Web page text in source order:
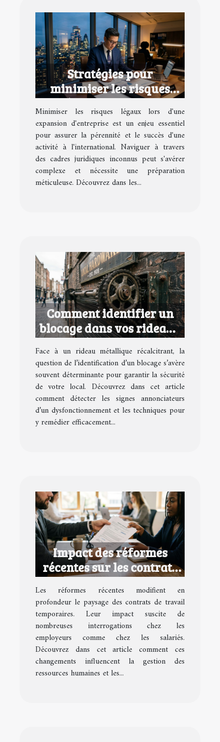
Stratégies pour
minimiser les risques
légaux lors d'une
expansion d'entreprise
Minimiser les risques légaux lors d'une
expansion d'entreprise est un enjeu essentiel
pour assurer la pérennité et le succès d'une
activité à l'international. Naviguer à travers
des cadres juridiques inconnus peut s'avérer
complexe et nécessite une préparation
méticuleuse. Découvrez dans les...
Comment identifier un
blocage dans vos rideaux
métalliques ?
Face à un rideau métallique récalcitrant, la
question de l’identification d’un blocage s’avère
souvent déterminante pour garantir la sécurité
de votre local. Découvrez dans cet article
comment détecter les signes annonciateurs
d’un dysfonctionnement et les techniques pour
y remédier efficacement...
Impact des réformes
récentes sur les contrats
de travail temporaires
Les réformes récentes modifient en
profondeur le paysage des contrats de travail
temporaires. Leur impact suscite de
nombreuses interrogations chez les
employeurs comme chez les salariés.
Découvrez dans cet article comment ces
changements influencent la gestion des
ressources humaines et les...